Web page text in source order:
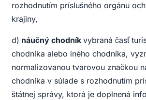
rozhodnutím príslušného orgánu
krajiny,
d) náučný chodník vybraná časť
chodníka alebo iného chodníka,
normalizovanou tvarovou značkou
chodníka v súlade s rozhodnutím
štátnej správy, ktorá je doplnená